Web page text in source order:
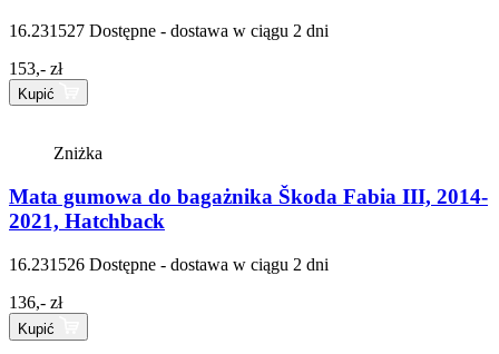
16.231527 Dostępne - dostawa w ciągu 2 dni
153,- zł
Kupić
Zniżka
Mata gumowa do bagażnika Škoda Fabia III, 2014-
2021, Hatchback
16.231526 Dostępne - dostawa w ciągu 2 dni
136,- zł
Kupić